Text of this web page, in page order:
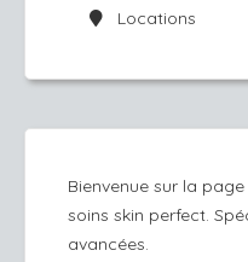
Locations
Bienvenue sur la
soins skin perfect.
avancées.